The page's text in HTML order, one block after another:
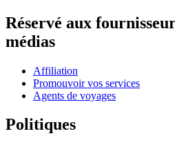
Réservé aux
médias
Affiliation
Promouvoir vos services
Agents de voyages
Politiques